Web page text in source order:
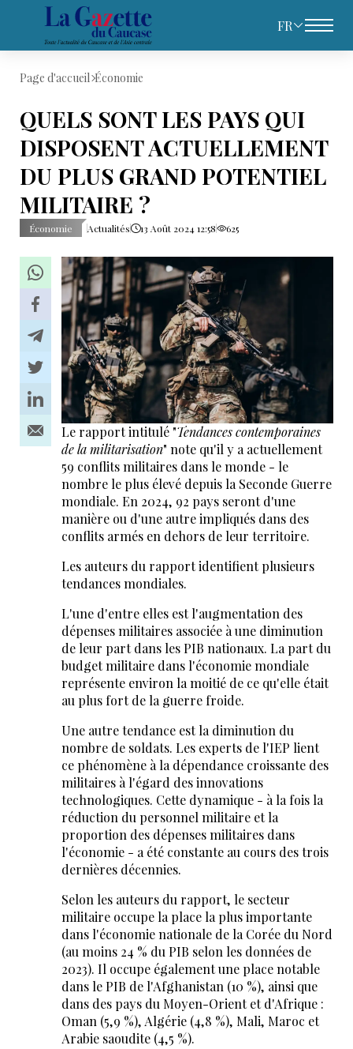
FR
Page d'accueil Économie
QUELS SONT LES PAYS QUI
DISPOSENT ACTUELLEMENT
DU PLUS GRAND POTENTIEL
MILITAIRE ?
Économie Actualités 13 Août 2024 12:58 625
Le rapport intitulé "Tendances contemporaines
de la militarisation" note qu'il y a actuellement
59 conflits militaires dans le monde - le
nombre le plus élevé depuis la Seconde Guerre
mondiale. En 2024, 92 pays seront d'une
manière ou d'une autre impliqués dans des
conflits armés en dehors de leur territoire.
Les auteurs du rapport identifient plusieurs
tendances mondiales.
L'une d'entre elles est l'augmentation des
dépenses militaires associée à une diminution
de leur part dans les PIB nationaux. La part du
budget militaire dans l'économie mondiale
représente environ la moitié de ce qu'elle était
au plus fort de la guerre froide.
Une autre tendance est la diminution du
nombre de soldats. Les experts de l'IEP lient
ce phénomène à la dépendance croissante des
militaires à l'égard des innovations
technologiques. Cette dynamique - à la fois la
réduction du personnel militaire et la
proportion des dépenses militaires dans
l'économie - a été constante au cours des trois
dernières décennies.
Selon les auteurs du rapport, le secteur
militaire occupe la place la plus importante
dans l'économie nationale de la Corée du Nord
(au moins 24 % du PIB selon les données de
2023). Il occupe également une place notable
dans le PIB de l'Afghanistan (10 %), ainsi que
dans des pays du Moyen-Orient et d'Afrique :
Oman (5,9 %), Algérie (4,8 %), Mali, Maroc et
Arabie saoudite (4,5 %).